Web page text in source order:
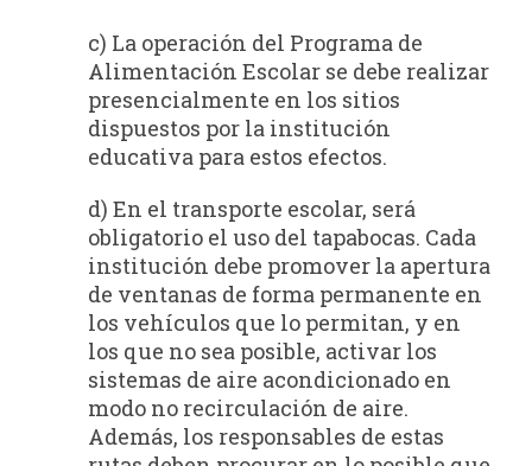
c) La operación del Programa de
Alimentación Escolar se debe realizar
presencialmente en los sitios
dispuestos por la institución
educativa para estos efectos.
d) En el transporte escolar, será
obligatorio el uso del tapabocas. Cada
institución debe promover la apertura
de ventanas de forma permanente en
los vehículos que lo permitan, y en
los que no sea posible, activar los
sistemas de aire acondicionado en
modo no recirculación de aire.
Además, los responsables de estas